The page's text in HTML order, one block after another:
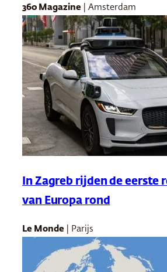
360 Magazine | Amsterdam
In Zagreb rijden de eerste
van Europa rond
Le Monde | Parijs